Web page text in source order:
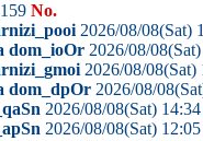
No.
2026/08/08(Sat)
dom_ioOr 2026/08/
2026/08/08(Sat)
dom_dpOr 2026/08/
2026/08/08(Sat) 14:34
2026/08/08(Sat) 12:05